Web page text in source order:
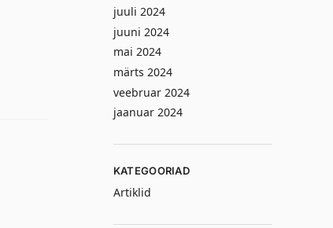
juuli 2024
juuni 2024
mai 2024
märts 2024
veebruar 2024
jaanuar 2024
KATEGOORIAD
Artiklid